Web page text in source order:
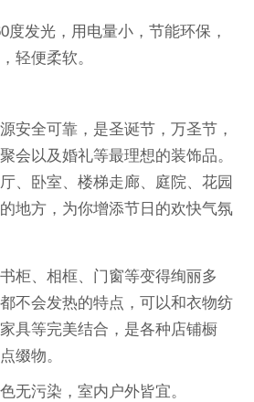
度发光，用电量小，节能环保，
轻便柔软。
安全可靠，是圣诞节，万圣节，
会以及婚礼等最理想的装饰品。
、卧室、楼梯走廊、庭院、花园
地方，为你增添节日的欢快气氛
柜、相框、门窗等变得绚丽多
不会发热的特点，可以和衣物纺
具等完美结合，是各种店铺橱
缀物。
无污染，室内户外皆宜。